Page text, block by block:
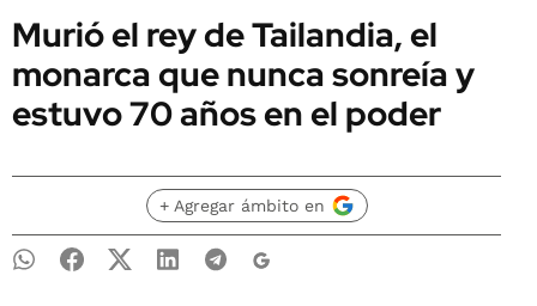
Murió el rey de Tailandia, el
monarca que nunca sonreía y
estuvo 70 años en el poder
+ Agregar ámbito en